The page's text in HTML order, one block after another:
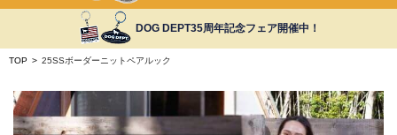
DOG DEPT35周年記念フェア開催中！
TOP > 25SSボーダーニットペアルック